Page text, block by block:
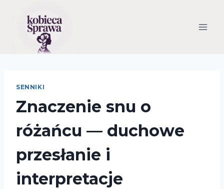
SENNIKI
Znaczenie snu o
różańcu — duchowe
przesłanie i
interpretacje